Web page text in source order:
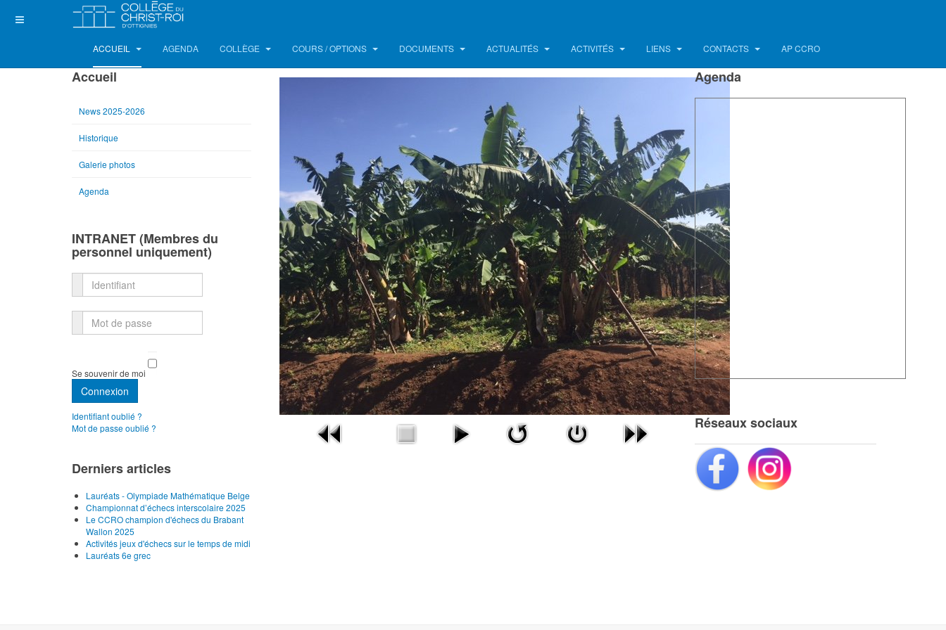
ACCUEIL AGENDA COLLÈGE COURS / OPTIONS DOCUMENTS ACTUALITÉS ACTIVITÉS LIENS CONTACTS AP CCRO
Accueil
News 2025-2026
Historique
Galerie photos
Agenda
INTRANET (Membres du
personnel uniquement)
Identifiant
Mot de passe
Se souvenir de moi
Connexion
Identifiant oublié ?
Mot de passe oublié ?
Derniers articles
Lauréats - Olympiade Mathématique Belge
Championnat d’échecs interscolaire 2025
Le CCRO champion d'échecs du Brabant
Wallon 2025
Activités jeux d'échecs sur le temps de midi
Lauréats 6e grec
Agenda
Réseaux sociaux